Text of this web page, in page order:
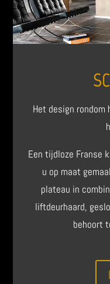
Het design
Een tijdloze Franse
u op maat
plateau in
liftdeurhaard,
behoort